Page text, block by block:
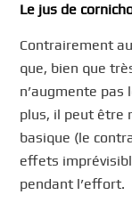
Le jus de
Contrairement
que, bien que
n’augmente pas
plus, il peut être
basique (le
effets
pendant l’effort.